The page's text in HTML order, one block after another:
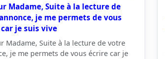
Madame, Suite à la lecture de
je me permets de vous
je suis vive
Madame, Suite à la lecture de votre
je me permets de vous écrire car je